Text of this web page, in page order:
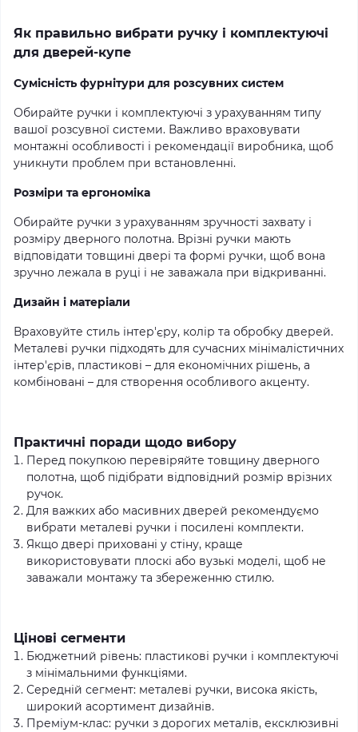
Як правильно вибрати ручку і комплектуючі
для дверей-купе
Сумісність фурнітури для розсувних систем
Обирайте ручки і комплектуючі з урахуванням типу
вашої розсувної системи. Важливо враховувати
монтажні особливості і рекомендації виробника, щоб
уникнути проблем при встановленні.
Розміри та ергономіка
Обирайте ручки з урахуванням зручності захвату і
розміру дверного полотна. Врізні ручки мають
відповідати товщині двері та формі ручки, щоб вона
зручно лежала в руці і не заважала при відкриванні.
Дизайн і матеріали
Враховуйте стиль інтер'єру, колір та обробку дверей.
Металеві ручки підходять для сучасних мінімалістичних
інтер'єрів, пластикові – для економічних рішень, а
комбіновані – для створення особливого акценту.
Практичні поради щодо вибору
Перед покупкою перевіряйте товщину дверного
полотна, щоб підібрати відповідний розмір врізних
ручок.
Для важких або масивних дверей рекомендуємо
вибрати металеві ручки і посилені комплекти.
Якщо двері приховані у стіну, краще
використовувати плоскі або вузькі моделі, щоб не
заважали монтажу та збереженню стилю.
Цінові сегменти
Бюджетний рівень: пластикові ручки і комплектуючі
з мінімальними функціями.
Середній сегмент: металеві ручки, висока якість,
широкий асортимент дизайнів.
Преміум-клас: ручки з дорогих металів, ексклюзивні